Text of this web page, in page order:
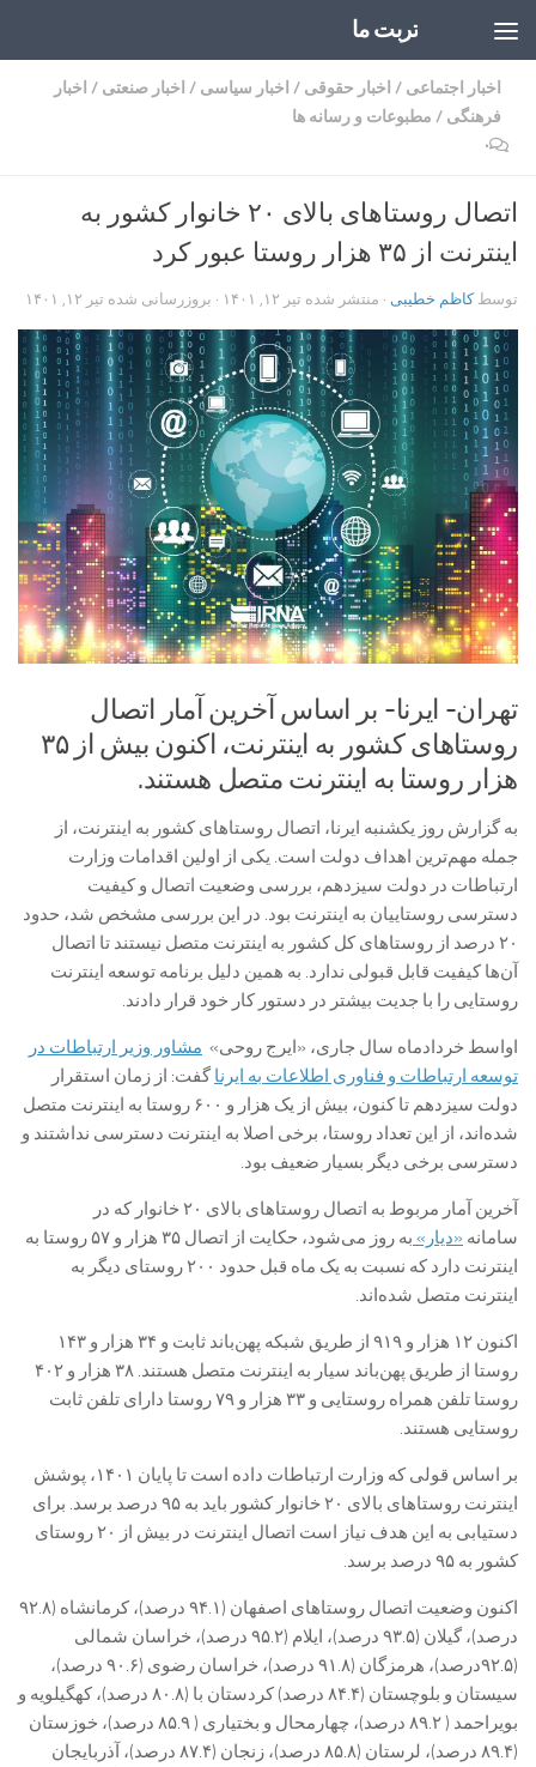
تربت ما
اخبار اجتماعی / اخبار حقوقی / اخبار سیاسی / اخبار صنعتی / اخبار
فرهنگی / مطبوعات و رسانه ها
۰
اتصال روستاهای بالای ۲۰ خانوار کشور به
اینترنت از ۳۵ هزار روستا عبور کرد
توسطکاظم خطیبی · منتشر شده تیر ۱۲, ۱۴۰۱ · بروزرسانی شده تیر ۱۲, ۱۴۰۱
تهران- ایرنا- بر اساس آخرین آمار اتصال
روستاهای کشور به اینترنت، اکنون بیش از ۳۵
هزار روستا به اینترنت متصل هستند.
به گزارش روز یکشنبه ایرنا، اتصال روستاهای کشور به اینترنت، از
جمله مهم‌ترین اهداف دولت است. یکی از اولین اقدامات وزارت
ارتباطات در دولت سیزدهم، بررسی وضعیت اتصال و کیفیت
دسترسی روستاییان به اینترنت بود. در این بررسی مشخص شد، حدود
۲۰ درصد از روستاهای کل کشور به اینترنت متصل نیستند تا اتصال
آن‌ها کیفیت قابل قبولی ندارد. به همین دلیل برنامه توسعه اینترنت
روستایی را با جدیت بیشتر در دستور کار خود قرار دادند.
اواسط خردادماه سال جاری، «ایرج روحی» مشاور وزیر ارتباطات در
توسعه ارتباطات و فناوری اطلاعات به ایرنا گفت: از زمان استقرار
دولت سیزدهم تا کنون، بیش از یک هزار و ۶۰۰ روستا به اینترنت متصل
شده‌اند، از این تعداد روستا، برخی اصلا به اینترنت دسترسی نداشتند و
دسترسی برخی دیگر بسیار ضعیف بود.
آخرین آمار مربوط به اتصال روستاهای بالای ۲۰ خانوار که در
سامانه «دیار»
به روز می‌شود، حکایت از اتصال ۳۵ هزار و ۵۷ روستا به
اینترنت دارد که نسبت به یک ماه قبل حدود ۲۰۰ روستای دیگر به
اینترنت متصل شده‌اند.
اکنون ۱۲ هزار و ۹۱۹ از طریق شبکه پهن‌باند ثابت و ۳۴ هزار و ۱۴۳
روستا از طریق پهن‌باند سیار به اینترنت متصل هستند. ۳۸ هزار و ۴۰۲
روستا تلفن همراه روستایی و ۳۳ هزار و ۷۹ روستا دارای تلفن ثابت
روستایی هستند.
بر اساس قولی که وزارت ارتباطات داده است تا پایان ۱۴۰۱، پوشش
اینترنت روستاهای بالای ۲۰ خانوار کشور باید به ۹۵ درصد برسد. برای
دستیابی به این هدف نیاز است اتصال اینترنت در بیش از ۲۰ روستای
کشور به ۹۵ درصد برسد.
اکنون وضعیت اتصال روستاهای اصفهان (۹۴.۱ درصد)، کرمانشاه (۹۲.۸
درصد)، گیلان (۹۳.۵ درصد)، ایلام (۹۵.۲ درصد)، خراسان شمالی
(۹۲.۵درصد)، هرمزگان (۹۱.۸ درصد)، خراسان رضوی (۹۰.۶ درصد)،
سیستان و بلوچستان (۸۴.۴ درصد) کردستان با (۸۰.۸ درصد)، کهگیلویه و
بویراحمد ( ۸۹.۲ درصد)، چهارمحال و بختیاری ( ۸۵.۹ درصد)، خوزستان
(۸۹.۴ درصد)، لرستان (۸۵.۸ درصد)، زنجان (۸۷.۴ درصد)، آذربایجان